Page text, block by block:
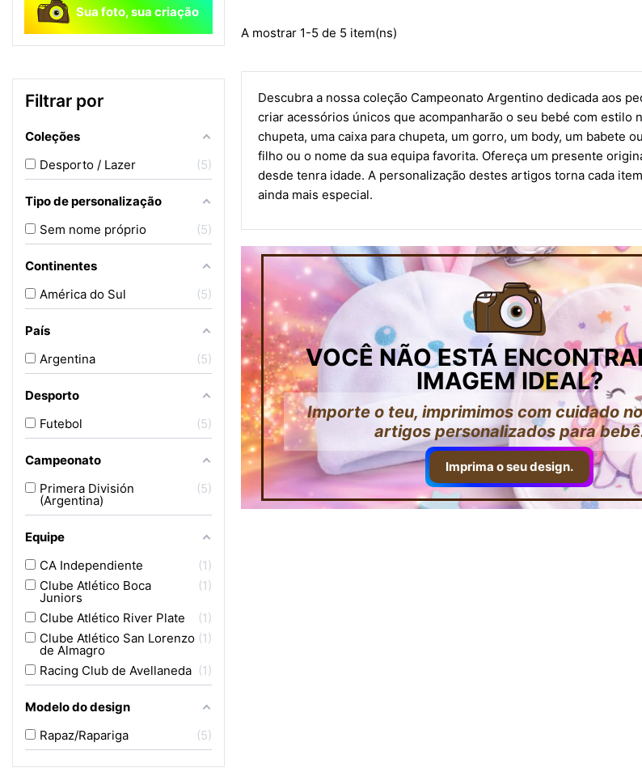
Sua foto, sua criação
Filtrar por
Coleções
Desporto / Lazer
5
Tipo de personalização
Sem nome próprio
5
Continentes
América do Sul
5
País
Argentina
5
Desporto
Futebol
5
Campeonato
Primera División
(Argentina)
5
Equipe
CA Independiente
1
Clube Atlético Boca
Juniors
1
Clube Atlético River Plate
1
Clube Atlético San Lorenzo
de Almagro
1
Racing Club de Avellaneda 1
Modelo do design
Rapaz/Rapariga
5
A mostrar 1-5 de 5 item(ns)
Descubra a nossa coleção Campeonato Argentino dedicada aos
criar acessórios únicos que acompanharão o seu bebé com
chupeta, uma caixa para chupeta, um gorro, um body, um babete
filho ou o nome da sua equipa favorita. Ofereça um presente
desde tenra idade. A personalização destes artigos torna cada
ainda mais especial.
VOCÊ NÃO ESTÁ
IMAGEM IDEAL?
Importe o teu, imprimimos com cuidado
artigos personalizados para
Imprima o seu design.